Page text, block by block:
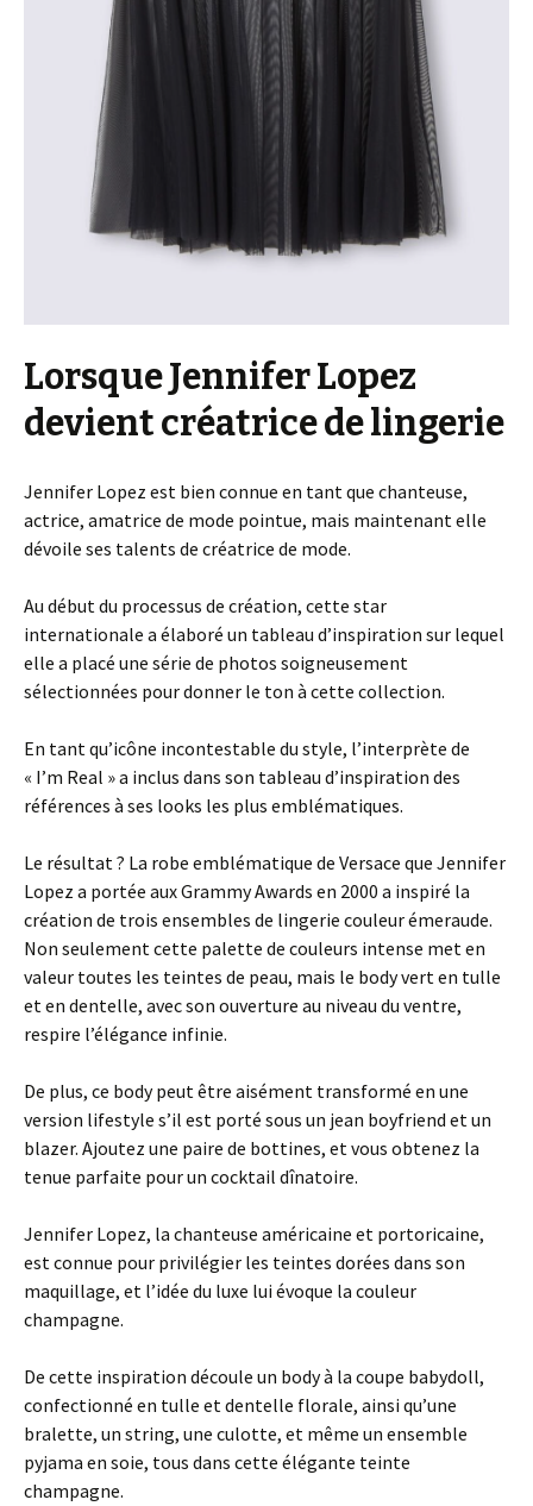
Lorsque Jennifer Lopez
devient créatrice de lingerie
Jennifer Lopez est bien connue en tant que chanteuse,
actrice, amatrice de mode pointue, mais maintenant elle
dévoile ses talents de créatrice de mode.
Au début du processus de création, cette star
internationale a élaboré un tableau d’inspiration sur lequel
elle a placé une série de photos soigneusement
sélectionnées pour donner le ton à cette collection.
En tant qu’icône incontestable du style, l’interprète de
« I’m Real » a inclus dans son tableau d’inspiration des
références à ses looks les plus emblématiques.
Le résultat ? La robe emblématique de Versace que Jennifer
Lopez a portée aux Grammy Awards en 2000 a inspiré la
création de trois ensembles de lingerie couleur émeraude.
Non seulement cette palette de couleurs intense met en
valeur toutes les teintes de peau, mais le body vert en tulle
et en dentelle, avec son ouverture au niveau du ventre,
respire l’élégance infinie.
De plus, ce body peut être aisément transformé en une
version lifestyle s’il est porté sous un jean boyfriend et un
blazer. Ajoutez une paire de bottines, et vous obtenez la
tenue parfaite pour un cocktail dînatoire.
Jennifer Lopez, la chanteuse américaine et portoricaine,
est connue pour privilégier les teintes dorées dans son
maquillage, et l’idée du luxe lui évoque la couleur
champagne.
De cette inspiration découle un body à la coupe babydoll,
confectionné en tulle et dentelle florale, ainsi qu’une
bralette, un string, une culotte, et même un ensemble
pyjama en soie, tous dans cette élégante teinte
champagne.